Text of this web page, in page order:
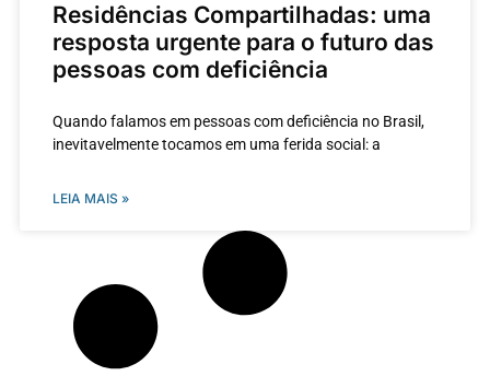
Residências Compartilhadas: uma
resposta urgente para o futuro das
pessoas com deficiência
Quando falamos em pessoas com deficiência no Brasil,
inevitavelmente tocamos em uma ferida social: a
LEIA MAIS »